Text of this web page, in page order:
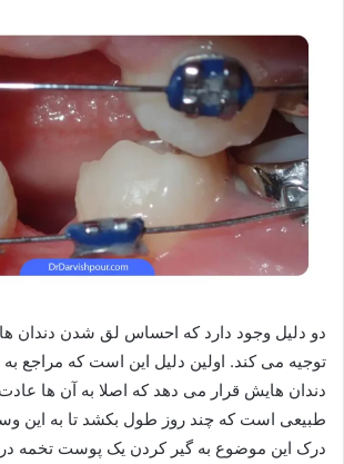
دو دلیل وجود دارد که احساس لق شدن دندان ها
توجیه می کند. اولین دلیل این است که مراجع
دندان هایش قرار می دهد که اصلا به آن ها عادت
طبیعی است که چند روز طول بکشد تا به این
درک این موضوع به گیر کردن یک پوست تخمه در